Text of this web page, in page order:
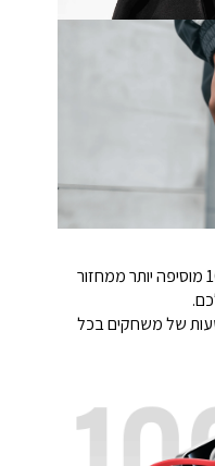
סוללה עוצמתית בנפח 10,000mAh מוסיפה יותר ממחזור
של משחקים בכל